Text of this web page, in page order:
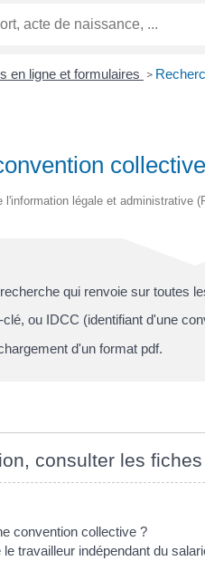
en ligne et formulaires >
l'information légale et administrative
qui renvoie sur toutes
ou IDCC (identifiant d'une
d'un format pdf.
consulter les
convention collective ?
travailleur indépendant du